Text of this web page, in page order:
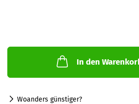
In den
Woanders günstiger?